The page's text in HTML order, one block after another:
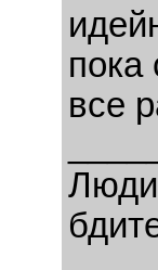
пока
все